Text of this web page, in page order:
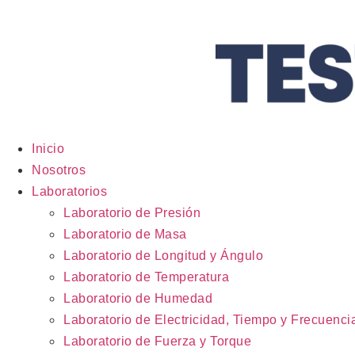
Inicio
Nosotros
Laboratorios
Laboratorio de Presión
Laboratorio de Masa
Laboratorio de Longitud y Ángulo
Laboratorio de Temperatura
Laboratorio de Humedad
Laboratorio de Electricidad, Tiempo y
Laboratorio de Fuerza y Torque